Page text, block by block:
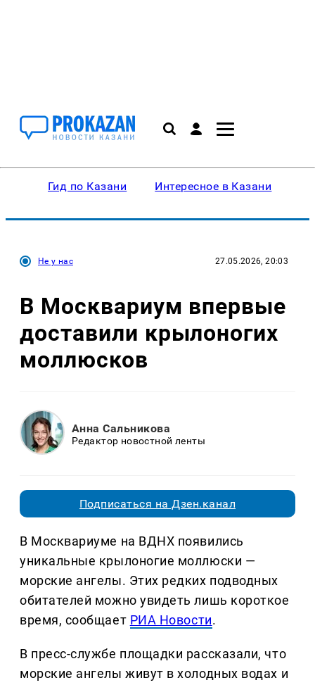
Гид по Казани Интересное в Казани
Не у нас 27.05.2026, 20:03
В Москвариум впервые
доставили крылоногих
моллюсков
Анна Сальникова
Редактор новостной ленты
Подписаться на Дзен.канал
В Москвариуме на ВДНХ появились
уникальные крылоногие моллюски —
морские ангелы. Этих редких подводных
обитателей можно увидеть лишь короткое
время, сообщает РИА Новости.
В пресс-службе площадки рассказали, что
морские ангелы живут в холодных водах и